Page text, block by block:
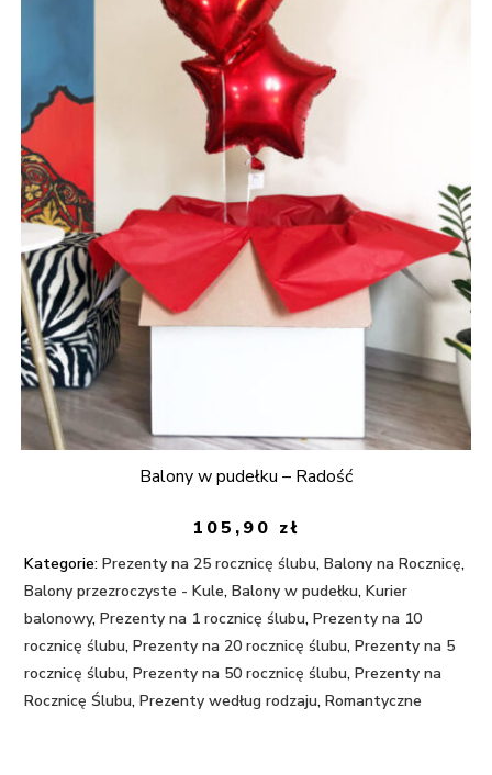
Balony w pudełku – Radość
105,90 zł
Kategorie: Prezenty na 25 rocznicę ślubu,Balony na Rocznicę,
Balony przezroczyste - Kule,Balony w pudełku,Kurier
balonowy,Prezenty na 1 rocznicę ślubu,Prezenty na 10
rocznicę ślubu,Prezenty na 20 rocznicę ślubu,Prezenty na 5
rocznicę ślubu,Prezenty na 50 rocznicę ślubu,Prezenty na
Rocznicę Ślubu,Prezenty według rodzaju,Romantyczne